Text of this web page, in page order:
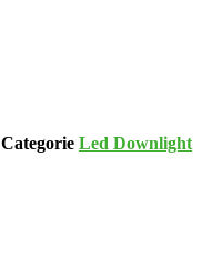
Categorie Led Downlight